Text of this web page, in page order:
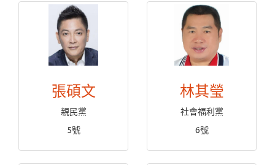
張碩文
親民黨
5號
林其瑩
社會福利黨
6號